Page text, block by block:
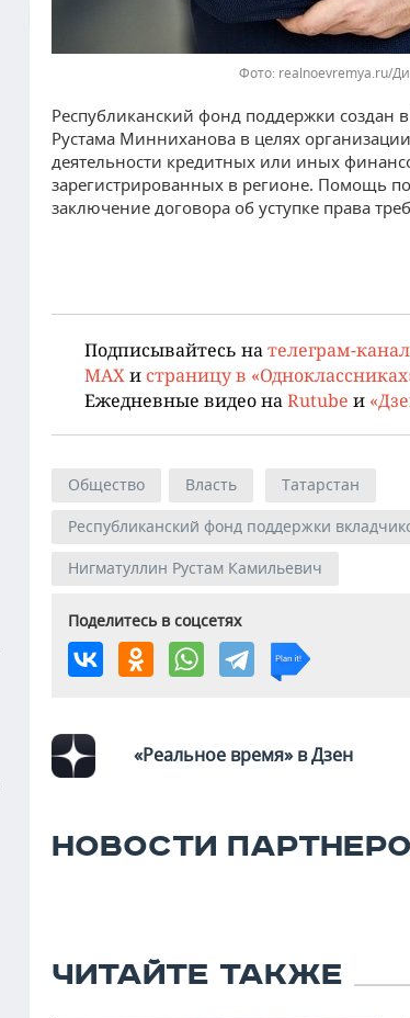
Фото: realnoevremya.ru/
Республиканский фонд поддержки создан
Рустама Минниханова в целях
деятельности кредитных или иных
зарегистрированных в регионе. Помощь
заключение договора об уступке права
Подписывайтесь нателеграм-канал
MAXи страницу в
Ежедневные видео наRutube и
Общество Власть
Татарстан
Республиканский фонд поддержки
Нигматуллин Рустам Камильевич
Поделитесь в соцсетях
«Реальное время» в Дзен
НОВОСТИ
ЧИТАЙТЕ ТАКЖЕ